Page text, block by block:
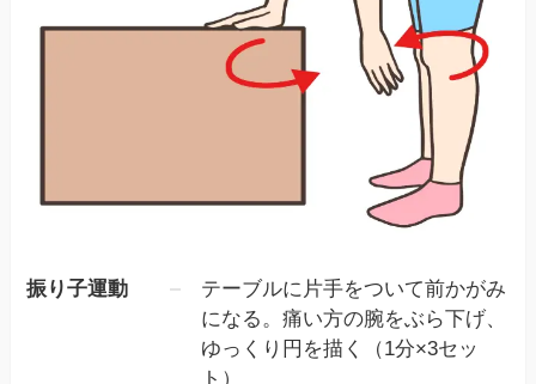
振り子運動
テーブルに片手をついて前かがみ
になる。痛い方の腕をぶら下げ、
ゆっくり円を描く（1分×3セッ
ト）